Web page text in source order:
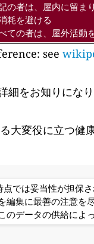
の者は、屋内に留ま
耗を避ける
ての者は、屋外活動
see
をお知りになり
変役に立つ健
では妥当性が担保
編集に最善の注意を
のデータの供給によ